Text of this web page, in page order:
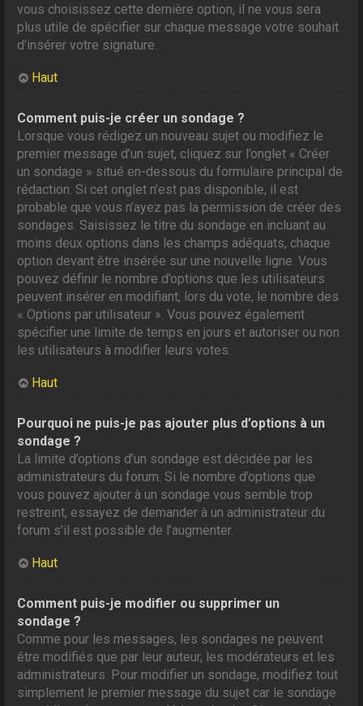
vous choisissez cette dernière option, il ne vous sera
plus utile de spécifier sur chaque message votre souhait
d’insérer votre signature.
Haut
Comment puis-je créer un sondage ?
Lorsque vous rédigez un nouveau sujet ou modifiez le
premier message d’un sujet, cliquez sur l’onglet « Créer
un sondage » situé en-dessous du formulaire principal de
rédaction. Si cet onglet n’est pas disponible, il est
probable que vous n’ayez pas la permission de créer des
sondages. Saisissez le titre du sondage en incluant au
moins deux options dans les champs adéquats, chaque
option devant être insérée sur une nouvelle ligne. Vous
pouvez définir le nombre d’options que les utilisateurs
peuvent insérer en modifiant, lors du vote, le nombre des
« Options par utilisateur ». Vous pouvez également
spécifier une limite de temps en jours et autoriser ou non
les utilisateurs à modifier leurs votes.
Haut
Pourquoi ne puis-je pas ajouter plus d’options à un
sondage ?
La limite d’options d’un sondage est décidée par les
administrateurs du forum. Si le nombre d’options que
vous pouvez ajouter à un sondage vous semble trop
restreint, essayez de demander à un administrateur du
forum s’il est possible de l’augmenter.
Haut
Comment puis-je modifier ou supprimer un
sondage ?
Comme pour les messages, les sondages ne peuvent
être modifiés que par leur auteur, les modérateurs et les
administrateurs. Pour modifier un sondage, modifiez tout
simplement le premier message du sujet car le sondage